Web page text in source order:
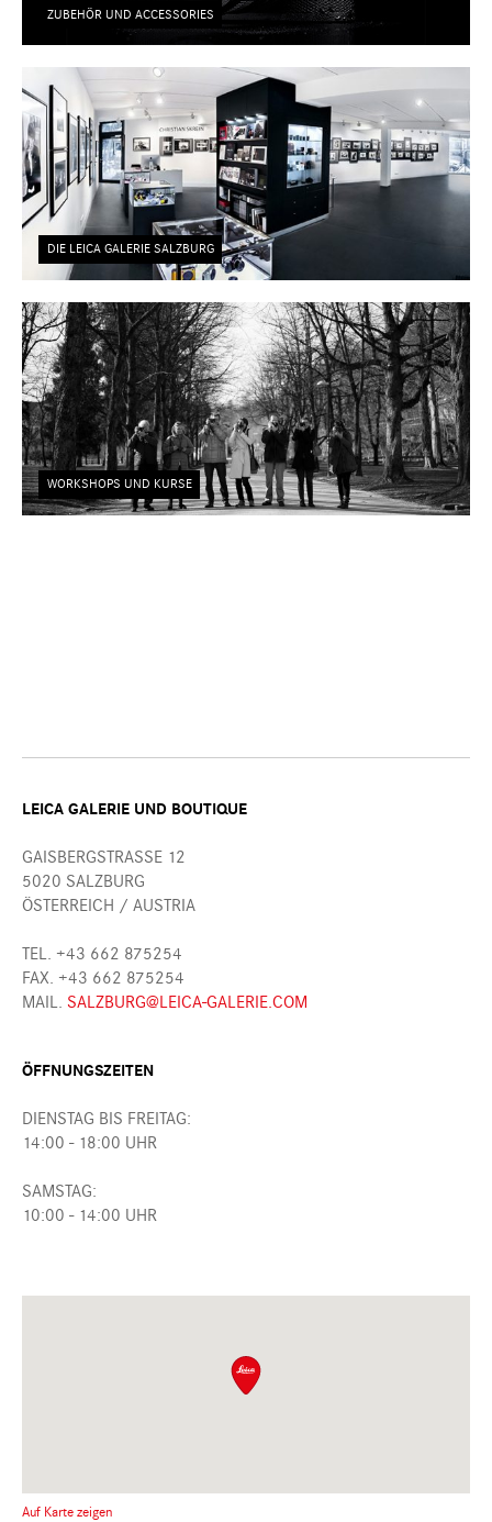
ZUBEHÖR UND ACCESSORIES
DIE LEICA GALERIE SALZBURG
WORKSHOPS UND KURSE
LEICA GALERIE UND BOUTIQUE
GAISBERGSTRASSE 12
5020 SALZBURG
ÖSTERREICH / AUSTRIA
TEL. +43 662 875254
FAX. +43 662 875254
MAIL. SALZBURG@LEICA-GALERIE.COM
ÖFFNUNGSZEITEN
DIENSTAG BIS FREITAG:
14:00 - 18:00 UHR
SAMSTAG:
10:00 - 14:00 UHR
Auf Karte zeigen